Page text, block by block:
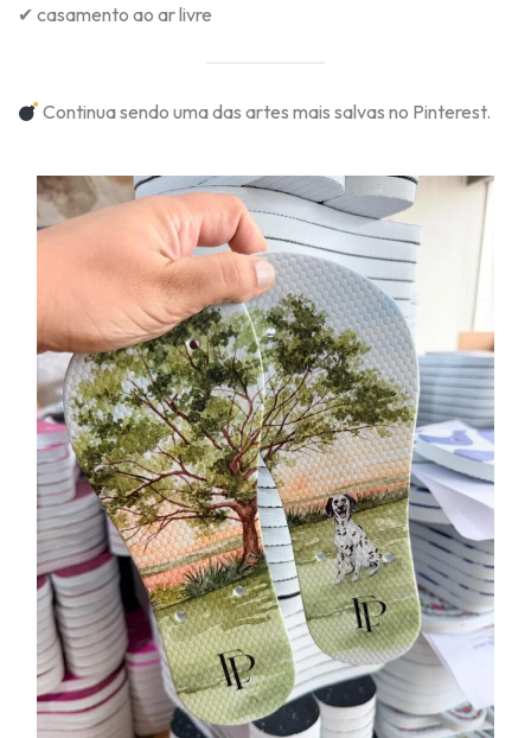
✔ casamento ao ar livre
Continua sendo uma das artes mais salvas no Pinterest.